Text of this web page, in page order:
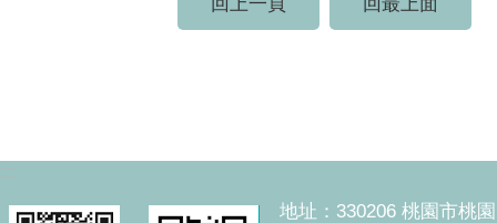
:::
地址：330206 桃園市桃園